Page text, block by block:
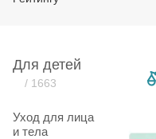
Для детей
/ 1663
Уход для лица
и тела